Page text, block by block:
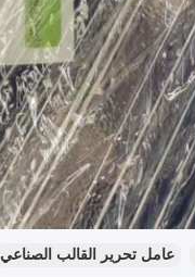
عامل تحرير القالب الصناعي